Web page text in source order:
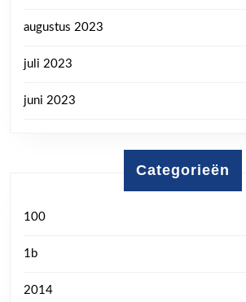
augustus 2023
juli 2023
juni 2023
Categorieën
100
1b
2014